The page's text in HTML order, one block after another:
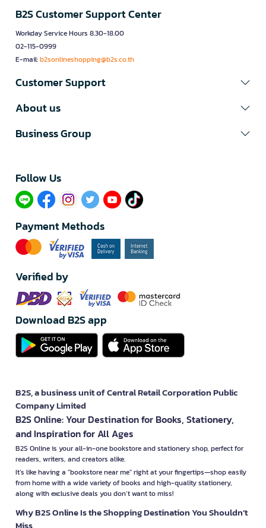
B2S Customer Support Center
Workday Service Hours 8.30-18.00
02-115-0999
E-mail:b2sonlineshopping@b2s.co.th
Customer Support
About us
Business Group
Follow Us​
Payment Methods
Verified by
Download B2S app
B2S, a business unit of Central Retail Corporation Public
Company Limited
B2S Online: Your Destination for Books, Stationery,
and Inspiration for All Ages
B2S Online is your all-in-one bookstore and stationery shop, perfect for
readers, writers, and creators alike.
It’s like having a "bookstore near me" right at your fingertips—shop easily
from home with a wide variety of books and high-quality stationery,
along with exclusive deals you don’t want to miss!
Why B2S Online Is the Shopping Destination You Shouldn’t
Miss